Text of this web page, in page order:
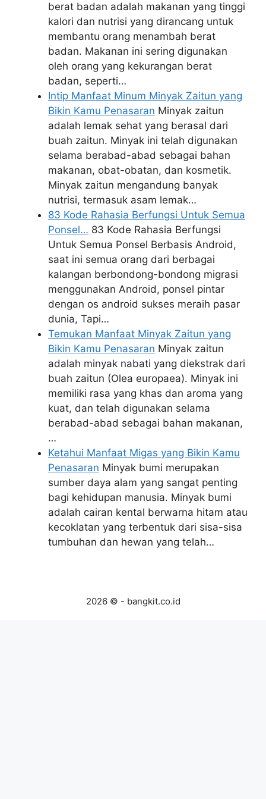
berat badan adalah makanan yang tinggi
kalori dan nutrisi yang dirancang untuk
membantu orang menambah berat
badan. Makanan ini sering digunakan
oleh orang yang kekurangan berat
badan, seperti…
Intip Manfaat Minum Minyak Zaitun yang
Bikin Kamu Penasaran Minyak zaitun
adalah lemak sehat yang berasal dari
buah zaitun. Minyak ini telah digunakan
selama berabad-abad sebagai bahan
makanan, obat-obatan, dan kosmetik.
Minyak zaitun mengandung banyak
nutrisi, termasuk asam lemak…
83 Kode Rahasia Berfungsi Untuk Semua
Ponsel… 83 Kode Rahasia Berfungsi
Untuk Semua Ponsel Berbasis Android,
saat ini semua orang dari berbagai
kalangan berbondong-bondong migrasi
menggunakan Android, ponsel pintar
dengan os android sukses meraih pasar
dunia, Tapi…
Temukan Manfaat Minyak Zaitun yang
Bikin Kamu Penasaran Minyak zaitun
adalah minyak nabati yang diekstrak dari
buah zaitun (Olea europaea). Minyak ini
memiliki rasa yang khas dan aroma yang
kuat, dan telah digunakan selama
berabad-abad sebagai bahan makanan,
…
Ketahui Manfaat Migas yang Bikin Kamu
Penasaran Minyak bumi merupakan
sumber daya alam yang sangat penting
bagi kehidupan manusia. Minyak bumi
adalah cairan kental berwarna hitam atau
kecoklatan yang terbentuk dari sisa-sisa
tumbuhan dan hewan yang telah…
2026 © - bangkit.co.id